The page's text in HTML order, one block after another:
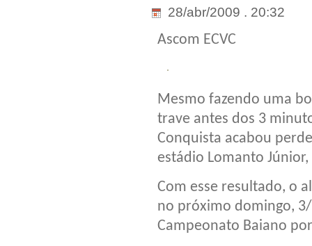
28/abr/2009 . 20:32
Ascom ECVC
Mesmo fazendo uma
trave antes dos 3
Conquista acabou
estádio Lomanto
Com esse resultado, o
no próximo domingo,
Campeonato Baiano